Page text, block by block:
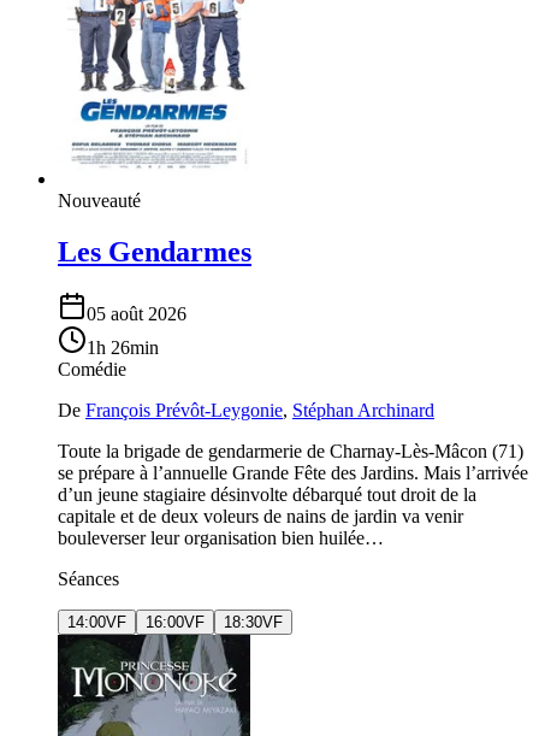
Nouveauté
Les Gendarmes
05 août 2026
1h 26min
Comédie
De François Prévôt-Leygonie, Stéphan Archinard
Toute la brigade de gendarmerie de Charnay-Lès-Mâcon (71)
se prépare à l’annuelle Grande Fête des Jardins. Mais l’arrivée
d’un jeune stagiaire désinvolte débarqué tout droit de la
capitale et de deux voleurs de nains de jardin va venir
bouleverser leur organisation bien huilée…
Séances
14:00VF 16:00VF 18:30VF